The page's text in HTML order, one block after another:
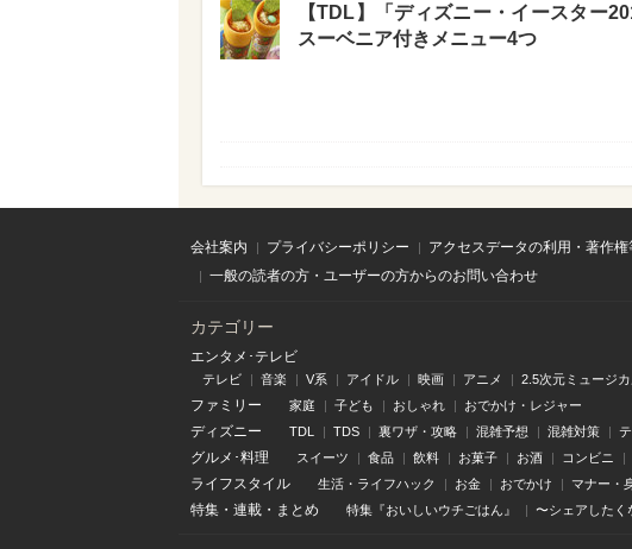
【TDL】「ディズニー・イースター
スーベニア付きメニュー4つ
会社案内 プライバシーポリシー アクセスデータの利用・著作権
一般の読者の方・ユーザーの方からのお問い合わせ
カテゴリー
エンタメ･テレビ
テレビ 音楽 V系 アイドル 映画 アニメ 2.5次元ミュージ
ファミリー 家庭 子ども おしゃれ おでかけ・レジャー
ディズニー TDL TDS 裏ワザ・攻略 混雑予想 混雑対策
グルメ･料理 スイーツ 食品 飲料 お菓子 お酒 コンビニ
ライフスタイル 生活・ライフハック お金 おでかけ マナー・
特集 ・ 連載 ・ まとめ 特集『おいしいウチごはん』 〜シェアしたく